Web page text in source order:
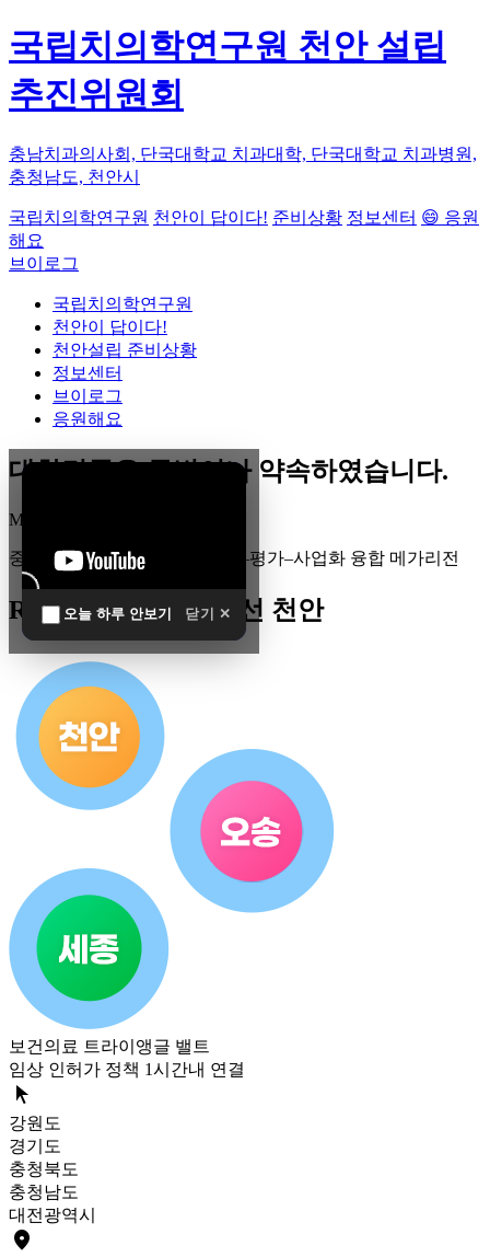
국립치의학연구원 천안 설립
추진위원회
충남치과의사회, 단국대학교 치과대학, 단국대학교 치과병원,
충청남도, 천안시
국립치의학연구원 천안이 답이다! 준비상황 정보센터 😄 응원
해요
브이로그
국립치의학연구원
천안이 답이다!
천안설립 준비상황
정보센터
브이로그
응원해요
오늘 하루 안보기 닫기 ✕
대한민국은 두번이나 약속하였습니다.
MEGA
중부권 전체를 잇는 연구–임상–평가–사업화 융합 메가리전
R&D 남방한계 최전선 천안
보건의료 트라이앵글 밸트
임상 인허가 정책 1시간내 연결
arrow_selector_tool
강원도
경기도
충청북도
충청남도
대전광역시
place